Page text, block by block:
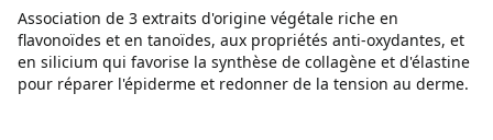
Association de 3 extraits d'origine végétale riche en
flavonoïdes et en tanoïdes, aux propriétés anti-oxydantes, et
en silicium qui favorise la synthèse de collagène et d'élastine
pour réparer l'épiderme et redonner de la tension au derme.